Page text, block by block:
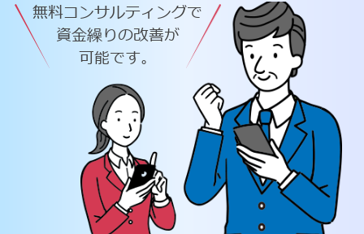
無料コンサルティングで
資金繰りの改善が
可能です。